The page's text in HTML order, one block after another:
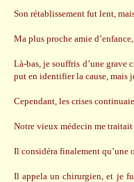
Son rétablissement fut lent,
Ma plus proche amie
Là-bas, je souffris d’une grave
put en identifier la cause, mais
Cependant, les crises
Notre vieux médecin me
Il considéra finalement qu’une
Il appela un chirurgien, et je